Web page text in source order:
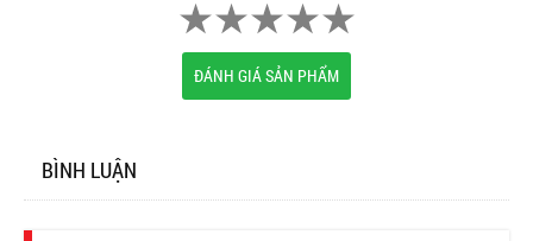
ĐÁNH GIÁ SẢN PHẨM
BÌNH LUẬN